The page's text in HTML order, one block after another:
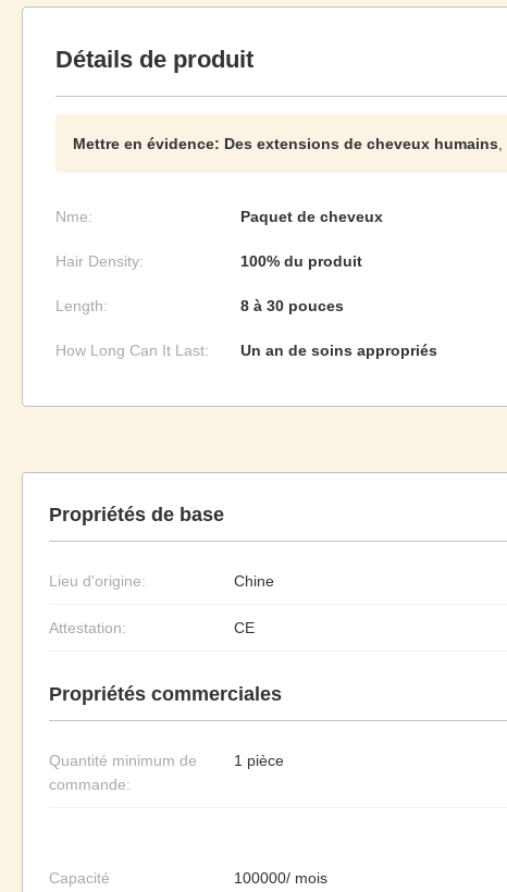
Détails de produit
Mettre en évidence: Des extensions de cheveux humains
Nme: Paquet de cheveux
Hair Density: 100% du produit
Length: 8 à 30 pouces
How Long Can It Last: Un an de soins appropriés
Propriétés de base
Lieu d'origine: Chine
Attestation: CE
Propriétés commerciales
Quantité minimum de
commande:
1 pièce
Capacité
100000/ mois